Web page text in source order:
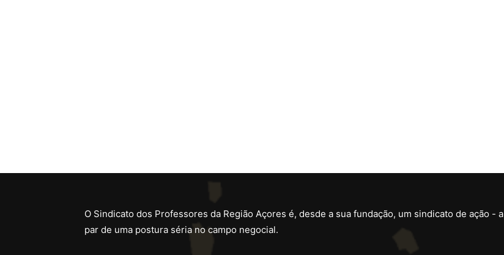
O Sindicato dos Professores da Região Açores é, desde a sua fundação, um sindicato de ação - a
par de uma postura séria no campo negocial.